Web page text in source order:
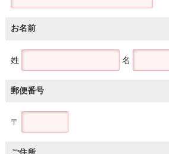
お名前
姓 名
郵便番号
〒
ご住所